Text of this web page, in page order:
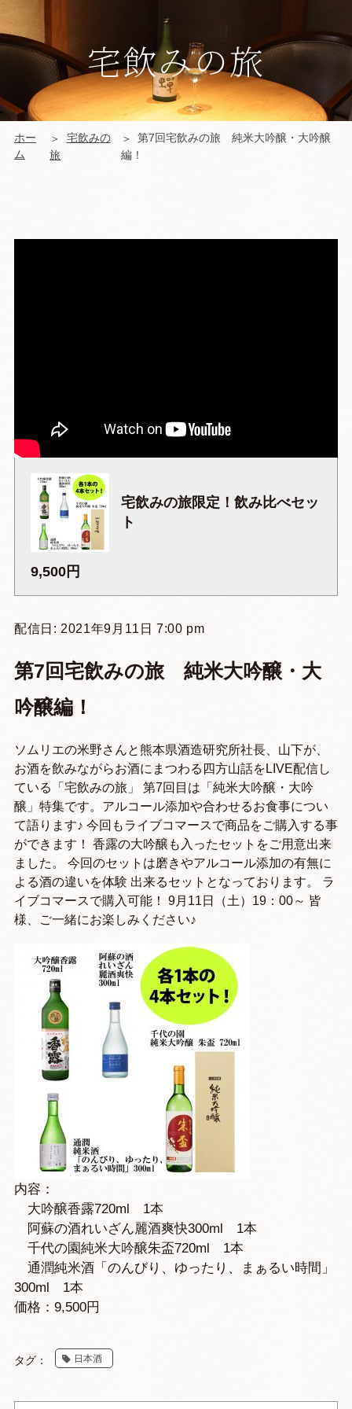
宅飲みの旅
ホー
ム
宅飲みの
旅
第7回宅飲みの旅 純米大吟醸・大吟醸
編！
宅飲みの旅限定！飲み比べセッ
ト
9,500円
配信日: 2021年9月11日 7:00 pm
第7回宅飲みの旅 純米大吟醸・大
吟醸編！
ソムリエの米野さんと熊本県酒造研究所社長、山下が、
お酒を飲みながらお酒にまつわる四方山話をLIVE配信し
ている「宅飲みの旅」 第7回目は「純米大吟醸・大吟
醸」特集です。アルコール添加や合わせるお食事につい
て語ります♪ 今回もライブコマースで商品をご購入する事
ができます！ 香露の大吟醸も入ったセットをご用意出来
ました。 今回のセットは磨きやアルコール添加の有無に
よる酒の違いを体験 出来るセットとなっております。 ラ
イブコマースで購入可能！ 9月11日（土）19：00～ 皆
様、ご一緒にお楽しみください♪
内容：
大吟醸香露720ml 1本
阿蘇の酒れいざん麗酒爽快300ml 1本
千代の園純米大吟醸朱盃720ml 1本
通潤純米酒「のんびり、ゆったり、まぁるい時間」
300ml 1本
価格：9,500円
タグ： 日本酒